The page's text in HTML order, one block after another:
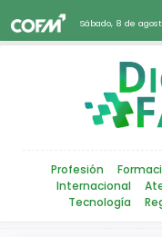
Sábado, 8 de
Profesión
Internacional
Tecnología